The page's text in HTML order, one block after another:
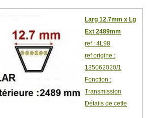
Larg 12.7mm x Lg
Ext 2489mm
ref : 4L98
ref origine :
135062020/1
Fonction :
Transmission
Détails de cette